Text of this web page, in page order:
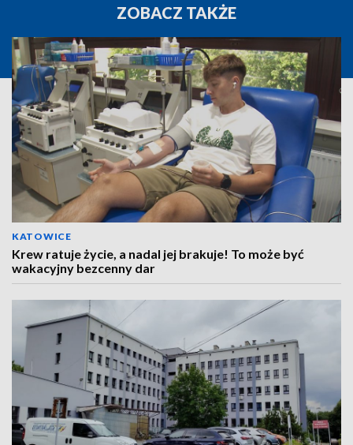
ZOBACZ TAKŻE
KATOWICE
Krew ratuje życie, a nadal jej brakuje! To może być
wakacyjny bezcenny dar